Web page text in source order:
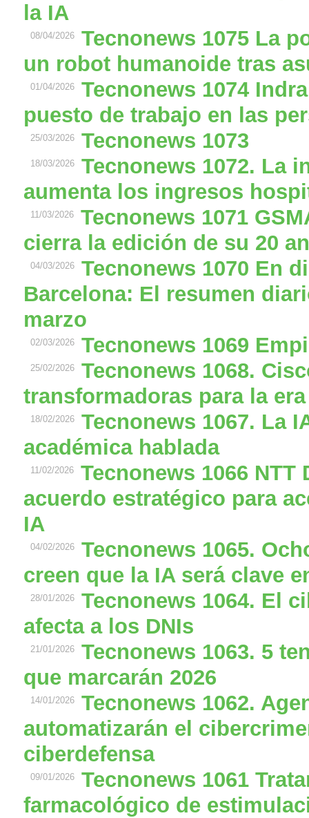
la IA
08/04/2026
Tecnonews 1075 La
un robot humanoide tras
01/04/2026
Tecnonews 1074
puesto de trabajo en las
25/03/2026 Tecnonews 1073
18/03/2026
Tecnonews 1072. La
aumenta los ingresos
11/03/2026
Tecnonews 1071
cierra la edición de su 20
04/03/2026
Tecnonews 1070 En
Barcelona: El resumen
marzo
02/03/2026 Tecnonews 1069
25/02/2026
Tecnonews 1068.
transformadoras para la
18/02/2026
Tecnonews 1067. La
académica hablada
11/02/2026
Tecnonews 1066 NTT
acuerdo estratégico para
IA
04/02/2026
Tecnonews 1065.
creen que la IA será clave
28/01/2026
Tecnonews 1064. El
afecta a los DNIs
21/01/2026
Tecnonews 1063. 5
que marcarán 2026
14/01/2026
Tecnonews 1062.
automatizarán el
ciberdefensa
09/01/2026
Tecnonews 1061
farmacológico de